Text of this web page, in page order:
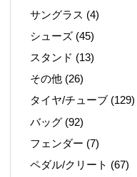
サングラス (4)
シューズ (45)
スタンド (13)
その他 (26)
タイヤ/チューブ (129)
バッグ (92)
フェンダー (7)
ペダル/クリート (67)